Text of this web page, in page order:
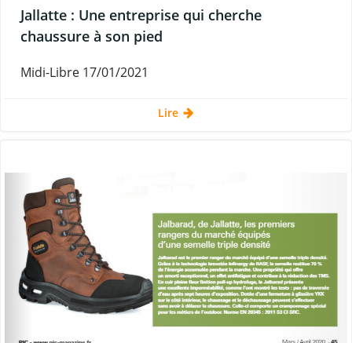
Jallatte : Une entreprise qui cherche
chaussure à son pied
Midi-Libre 17/01/2021
Lire